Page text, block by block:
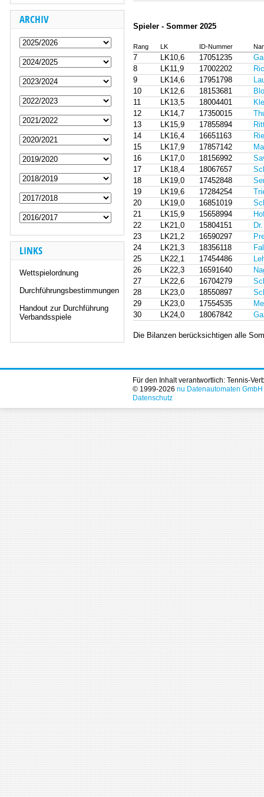
ARCHIV
LINKS
Wettspielordnung
Durchführungsbestimmungen
Handout zur Durchführung
Verbandsspiele
Spieler - Sommer 2025
Rang LK ID-Nummer
7 LK10,6 17051235
8
LK11,9 17002202
9
LK14,6 17951798
10
LK12,6 18153681
11
LK13,5 18004401
12
LK14,7 17350015
13
LK15,9 17855894
14
LK16,4 16651163
15
LK17,9 17857142
16
LK17,0 18156992
17
LK18,4 18067657
18
LK19,0 17452848
19
LK19,6 17284254
20
LK19,0 16851019
21
LK15,9 15658994
22
LK21,0 15804151
23
LK21,2 16590297
24
LK21,3 18356118
25
LK22,1 17454486
26
LK22,3 16591640
27
LK22,6 16704279
28
LK23,0 18550897
29
LK23,0 17554535
30
LK24,0 18067842
Die Bilanzen berücksichtigen alle
Für den Inhalt verantwortlich: Tennis-
© 1999-2026 nu Datenautomaten
Datenschutz